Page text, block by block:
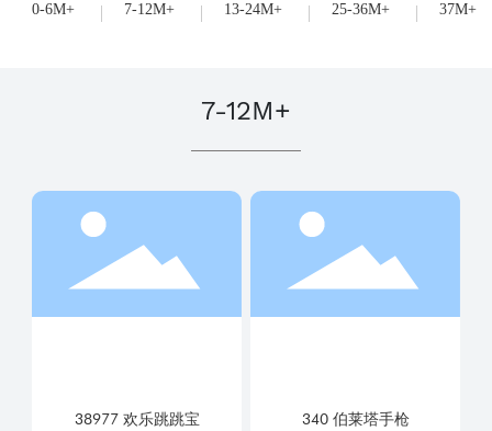
0-6M+ 7-12M+ 13-24M+ 25-36M+ 37M+
7-12M+
38977 欢乐跳跳宝 340 伯莱塔手枪